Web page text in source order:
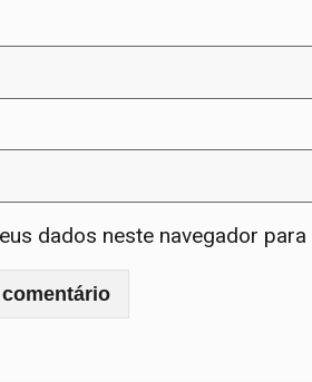
dados neste navegador